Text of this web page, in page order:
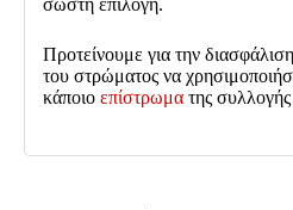
σωστή επιλογή.
Προτείνουμε για την
του στρώματος να
κάποιο επίστρωμα της